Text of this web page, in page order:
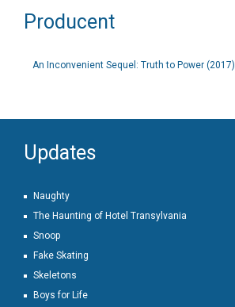
Producent
An Inconvenient Sequel: Truth to Power (2017)
Updates
Naughty
The Haunting of Hotel Transylvania
Snoop
Fake Skating
Skeletons
Boys for Life